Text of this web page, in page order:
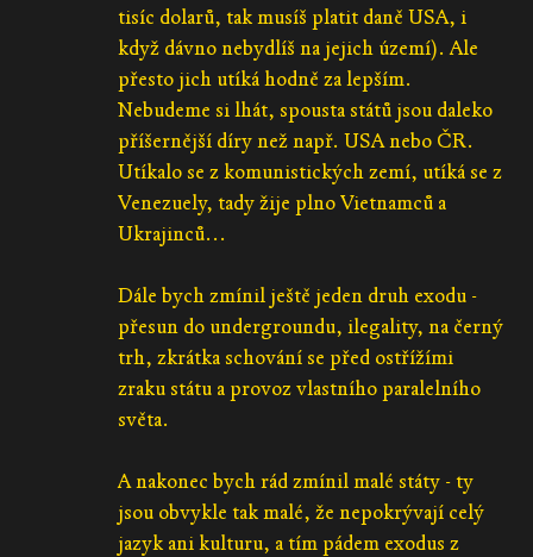
tisíc dolarů, tak musíš platit daně USA, i
když dávno nebydlíš na jejich území). Ale
přesto jich utíká hodně za lepším.
Nebudeme si lhát, spousta států jsou daleko
příšernější díry než např. USA nebo ČR.
Utíkalo se z komunistických zemí, utíká se z
Venezuely, tady žije plno Vietnamců a
Ukrajinců...
Dále bych zmínil ještě jeden druh exodu -
přesun do undergroundu, ilegality, na černý
trh, zkrátka schování se před ostřížími
zraku státu a provoz vlastního paralelního
světa.
A nakonec bych rád zmínil malé státy - ty
jsou obvykle tak malé, že nepokrývají celý
jazyk ani kulturu, a tím pádem exodus z